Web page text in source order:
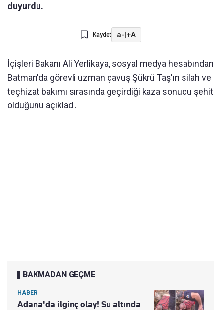
duyurdu.
Kaydet a-|+A
İçişleri Bakanı Ali Yerlikaya, sosyal medya hesabından
Batman'da görevli uzman çavuş Şükrü Taş'ın silah ve
teçhizat bakımı sırasında geçirdiği kaza sonucu şehit
olduğunu açıkladı.
BAKMADAN GEÇME
HABER
Adana'da ilginç olay! Su altında